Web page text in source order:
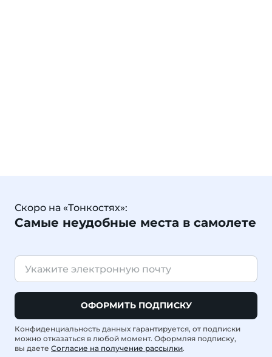
Скоро на «Тонкостях»:
Самые неудобные места в самолете
ОФОРМИТЬ ПОДПИСКУ
Конфиденциальность данных гарантируется, от подписки
можно отказаться в любой момент. Оформляя подписку,
вы даете Согласие на получение рассылки.